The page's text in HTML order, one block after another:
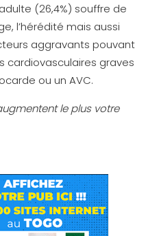
(26,4%) souffre de
l’hérédité mais aussi
aggravants pouvant
cardiovasculaires graves
ou un AVC.
le plus votre